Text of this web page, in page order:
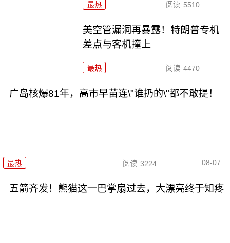
最热 阅读 5510
美空管漏洞再暴露！特朗普专机
差点与客机撞上
最热 阅读 4470
广岛核爆81年，高市早苗连\"谁扔的\"都不敢提！
最热 阅读 3224 08-07
五箭齐发！熊猫这一巴掌扇过去，大漂亮终于知疼